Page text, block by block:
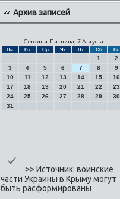
Архив записей
Сегодня: Пятница, 7 Августа
Пн Вт Ср Чт Пт Сб Вс
1
2
3
4 5 6 7 8
9
10
11 12 13 14 15
16
17
18 19 20 21 22
23
24
25 26 27 28 29
30
31
>>Источник: воинские
части Украины в Крыму могут
быть расформированы